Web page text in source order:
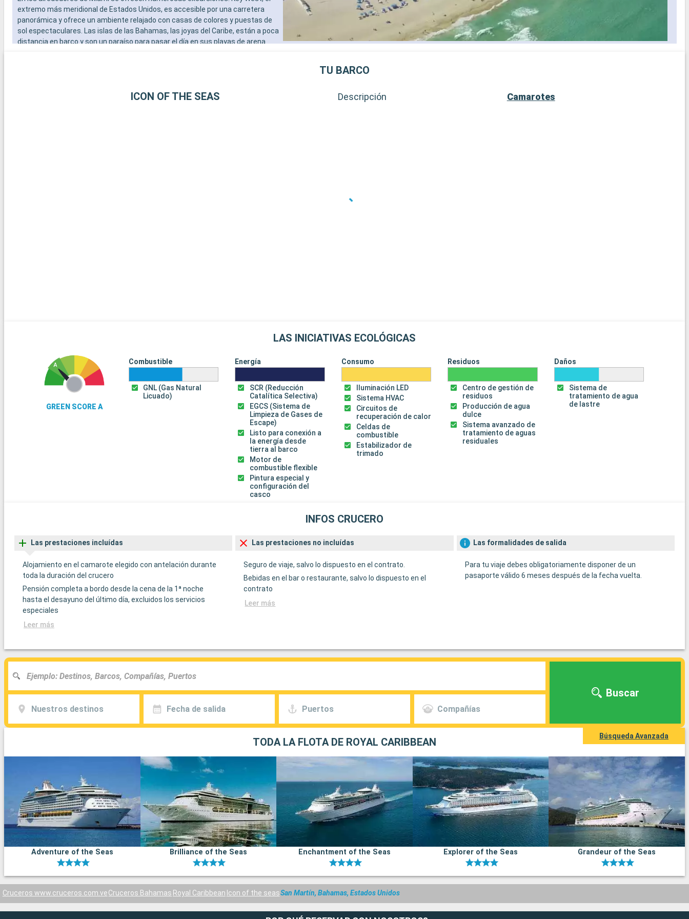
extremo más meridional de Estados Unidos, es accesible por una carretera
panorámica y ofrece un ambiente relajado con casas de colores y puestas de
sol espectaculares. Las islas de las Bahamas, las joyas del Caribe, están a poca
distancia en barco y son un paraíso para pasar el día en sus playas de arena
TU BARCO
ICON OF THE SEAS Descripción Camarotes
LAS INICIATIVAS ECOLÓGICAS
GREEN SCORE A
Combustible
GNL (Gas Natural
Licuado)
Energía
SCR (Reducción
Catalítica Selectiva)
EGCS (Sistema de
Limpieza de Gases de
Escape)
Listo para conexión a
la energía desde
tierra al barco
Motor de
combustible flexible
Pintura especial y
configuración del
casco
Consumo
Iluminación LED
Sistema HVAC
Circuitos de
recuperación de calor
Celdas de
combustible
Estabilizador de
trimado
Residuos
Centro de gestión de
residuos
Producción de agua
dulce
Sistema avanzado de
tratamiento de aguas
residuales
Daños
Sistema de
tratamiento de agua
de lastre
INFOS CRUCERO
Las prestaciones incluídas
Alojamiento en el camarote elegido con antelación durante
toda la duración del crucero
Pensión completa a bordo desde la cena de la 1ª noche
hasta el desayuno del último día, excluidos los servicios
especiales
Leer más
Las prestaciones no incluídas
Seguro de viaje, salvo lo dispuesto en el contrato.
Bebidas en el bar o restaurante, salvo lo dispuesto en el
contrato
Leer más
Las formalidades de salida
Para tu viaje debes obligatoriamente disponer de un
pasaporte válido 6 meses después de la fecha vuelta.
Nuestros destinos Fecha de salida Puertos Compañías
Buscar
Búsqueda Avanzada
TODA LA FLOTA DE ROYAL CARIBBEAN
Adventure of the Seas Brilliance of the Seas Enchantment of the Seas Explorer of the Seas Grandeur of the Seas
Cruceros www.cruceros.com.veCruceros Bahamas Royal Caribbean Icon of the seasSan Martín, Bahamas, Estados Unidos